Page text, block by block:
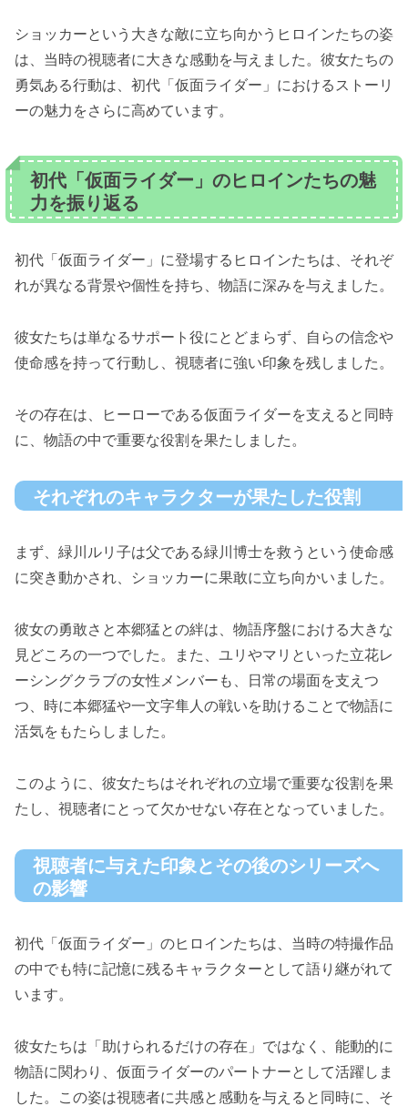
ショッカーという大きな敵に立ち向かうヒロインたちの姿
は、当時の視聴者に大きな感動を与えました。彼女たちの
勇気ある行動は、初代「仮面ライダー」におけるストーリ
ーの魅力をさらに高めています。
初代「仮面ライダー」のヒロインたちの魅
力を振り返る
初代「仮面ライダー」に登場するヒロインたちは、それぞ
れが異なる背景や個性を持ち、物語に深みを与えました。
彼女たちは単なるサポート役にとどまらず、自らの信念や
使命感を持って行動し、視聴者に強い印象を残しました。
その存在は、ヒーローである仮面ライダーを支えると同時
に、物語の中で重要な役割を果たしました。
それぞれのキャラクターが果たした役割
まず、緑川ルリ子は父である緑川博士を救うという使命感
に突き動かされ、ショッカーに果敢に立ち向かいました。
彼女の勇敢さと本郷猛との絆は、物語序盤における大きな
見どころの一つでした。また、ユリやマリといった立花レ
ーシングクラブの女性メンバーも、日常の場面を支えつ
つ、時に本郷猛や一文字隼人の戦いを助けることで物語に
活気をもたらしました。
このように、彼女たちはそれぞれの立場で重要な役割を果
たし、視聴者にとって欠かせない存在となっていました。
視聴者に与えた印象とその後のシリーズへ
の影響
初代「仮面ライダー」のヒロインたちは、当時の特撮作品
の中でも特に記憶に残るキャラクターとして語り継がれて
います。
彼女たちは「助けられるだけの存在」ではなく、能動的に
物語に関わり、仮面ライダーのパートナーとして活躍しま
した。この姿は視聴者に共感と感動を与えると同時に、そ